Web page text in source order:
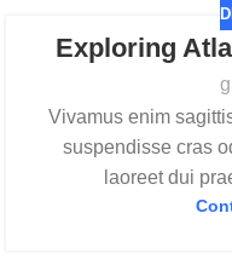
Exploring
Vivamus enim
suspendisse cras
laoreet dui